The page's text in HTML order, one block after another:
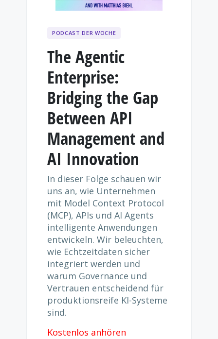
PODCAST DER WOCHE
The Agentic
Enterprise:
Bridging the Gap
Between API
Management and
AI Innovation
In dieser Folge schauen wir
uns an, wie Unternehmen
mit Model Context Protocol
(MCP), APIs und AI Agents
intelligente Anwendungen
entwickeln. Wir beleuchten,
wie Echtzeitdaten sicher
integriert werden und
warum Governance und
Vertrauen entscheidend für
produktionsreife KI-Systeme
sind.
Kostenlos anhören